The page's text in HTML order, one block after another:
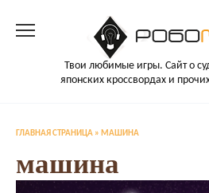
Твои любимые игры. Сайт о
японских кроссвордах и
ГЛАВНАЯ СТРАНИЦА » МАШИНА
машина